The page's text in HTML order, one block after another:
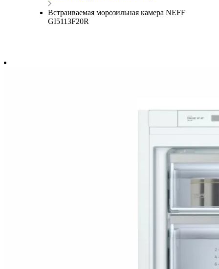
Встраиваемая морозильная камера NEFF
GI5113F20R